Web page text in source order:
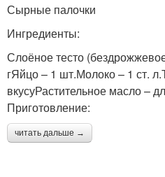
Сырные палочки
Ингредиенты:
Слоёное тесто
гЯйцо – 1 шт.Молоко – 1 ст.
вкусуРастительное масло –
Приготовление:
читать дальше →